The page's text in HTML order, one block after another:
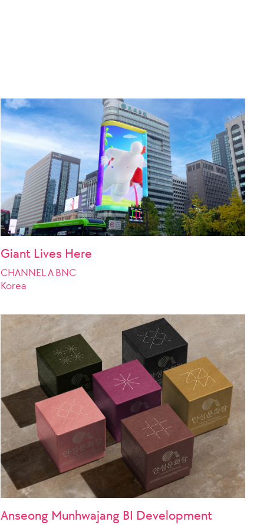
Giant Lives Here
CHANNEL A BNC
Korea
Anseong Munhwajang BI Development